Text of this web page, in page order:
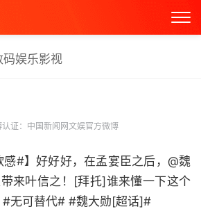
码娱乐影视
认证：中国新闻网文娱官方微博
感#】好好好，在孟宴臣之后，@魏
来叶信之！[拜托]谁来懂一下这个
无可替代# #魏大勋[超话]#